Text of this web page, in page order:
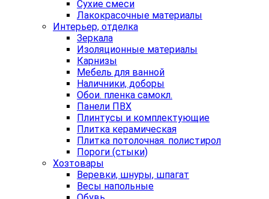
Сухие смеси
Лакокрасочные материалы
Интерьер, отделка
Зеркала
Изоляционные материалы
Карнизы
Мебель для ванной
Наличники, доборы
Обои. пленка самокл.
Панели ПВХ
Плинтусы и комплектующие
Плитка керамическая
Плитка потолочная. полистирол
Пороги (стыки)
Хозтовары
Веревки, шнуры, шпагат
Весы напольные